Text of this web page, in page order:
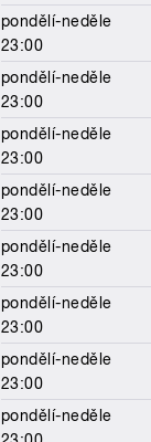
pondělí-neděle
23:00
pondělí-neděle
23:00
pondělí-neděle
23:00
pondělí-neděle
23:00
pondělí-neděle
23:00
pondělí-neděle
23:00
pondělí-neděle
23:00
pondělí-neděle